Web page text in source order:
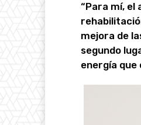
“Para mí, el
mejora de
segundo
energía que